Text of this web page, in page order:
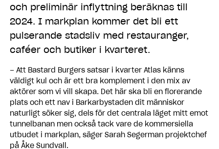
och preliminär inflyttning beräknas till
2024. I markplan kommer det bli ett
pulserande stadsliv med restauranger,
caféer och butiker i kvarteret.
– Att Bastard Burgers satsar i kvarter Atlas känns
väldigt kul och är ett bra komplement i den mix av
aktörer som vi vill skapa. Det här ska bli en florerande
plats och ett nav i Barkarbystaden dit människor
naturligt söker sig, dels för det centrala läget mitt emot
tunnelbanan men också tack vare de kommersiella
utbudet i markplan, säger Sarah Segerman projektchef
på Åke Sundvall.